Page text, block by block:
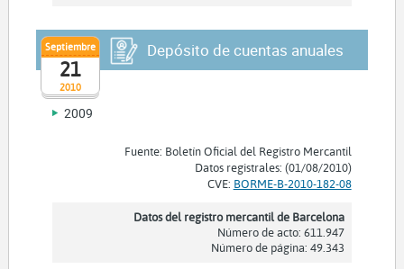
2010
Septiembre
21
Depósito de cuentas anuales
2009
Fuente: Boletín Oficial del Registro Mercantil
Datos registrales: (01/08/2010)
CVE: BORME-B-2010-182-08
Datos del registro mercantil de Barcelona
Número de acto: 611.947
Número de página: 49.343